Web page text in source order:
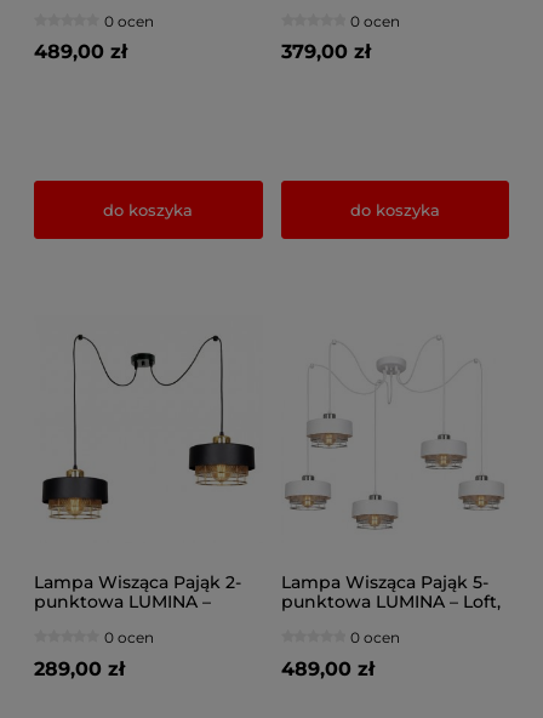
Kolorów) 8650
0 ocen
489,00 zł
do koszyka
Kolorów) 8653
0 ocen
379,00 zł
do koszyka
Lampa Wisząca Pająk 2-
punktowa LUMINA –
(Różne kolory) 8652
0 ocen
289,00 zł
Lampa Wisząca Pająk 5-
punktowa LUMINA – Loft,
Kolorów) 8650-BS
0 ocen
489,00 zł